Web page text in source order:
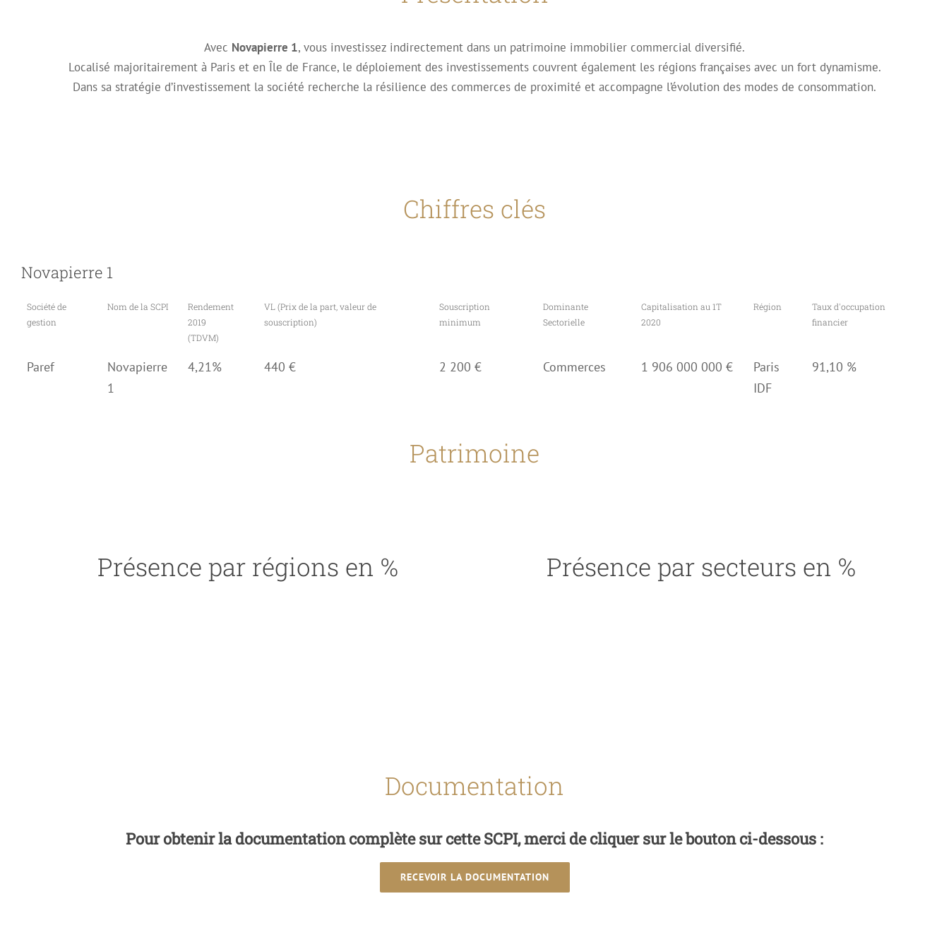
Avec Novapierre 1, vous investissez indirectement dans un patrimoine immobilier commercial diversifié.
Localisé majoritairement à Paris et en Île de France, le déploiement des investissements couvrent également les régions françaises avec un fort dynamisme.
Dans sa stratégie d’investissement la société recherche la résilience des commerces de proximité et accompagne l’évolution des modes de consommation.
Chiffres clés
Novapierre 1
Société de
gestion
Nom de la SCPI
Rendement
2019
(TDVM)
VL (Prix de la part, valeur de
souscription)
Souscription
minimum
Dominante
Sectorielle
Capitalisation au 1T
2020
Région
Taux d'occupation
financier
Paref
Novapierre
1
4,21% 440 € 2 200 € Commerces 1 906 000 000 €
Paris
IDF
91,10 %
Patrimoine
Présence par régions en % Présence par secteurs en %
Documentation
Pour obtenir la documentation complète sur cette SCPI, merci de cliquer sur le bouton ci-dessous :
RECEVOIR LA DOCUMENTATION